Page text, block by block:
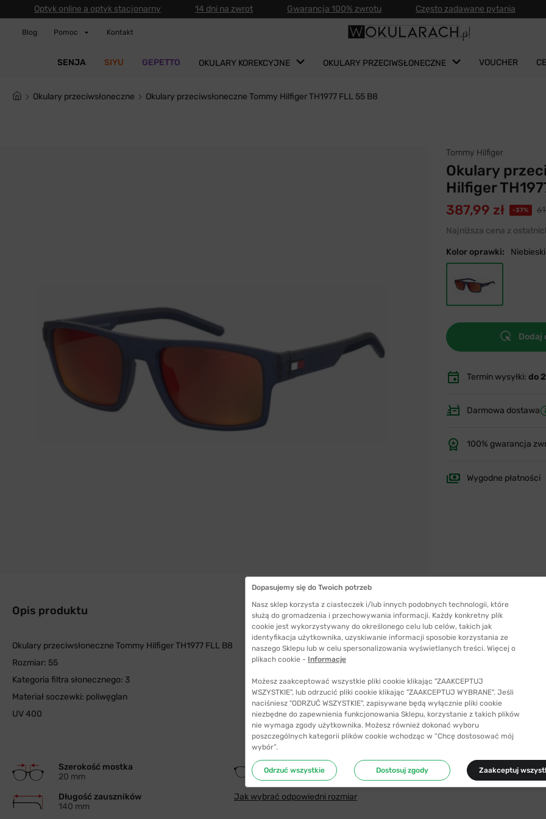
Optyk online a optyk stacjonarny 14 dni na zwrot Gwarancja 100% zwrotu Często zadawane pytania
Blog Pomoc Kontakt
SENJA SIYU GEPETTO OKULARY KOREKCYJNE OKULARY PRZECIWSŁONECZNE VOUCHER
Okulary przeciwsłoneczne Okulary przeciwsłoneczne Tommy Hilfiger TH1977 FLL 55 B8
Tommy Hilfiger
Okulary
Hilfiger
387,99 zł -37%
Najniższa cena z
Kolor oprawki: Niebieski
Dodaj
Termin wysyłki: do
Darmowa dostawa
100% gwarancja
Wygodne płatności
Opis produktu
Okulary przeciwsłoneczne Tommy Hilfiger TH1977 FLL B8
Rozmiar: 55
Kategoria filtra słonecznego: 3
Materiał soczewki: poliwęglan
UV 400
Szerokość mostka
20 mm
Szerokość szkła
55 mm
Długość zauszników
140 mm
Jak wybrać odpowiedni rozmiar
Dopasujemy się do Twoich potrzeb
Nasz sklep korzysta z ciasteczek i/lub innych podobnych technologii, które
służą do gromadzenia i przechowywania informacji. Każdy konkretny plik
cookie jest wykorzystywany do określonego celu lub celów, takich jak
identyfikacja użytkownika, uzyskiwanie informacji sposobie korzystania ze
naszego Sklepu lub w celu spersonalizowania wyświetlanych treści. Więcej o
plikach cookie - Informacje
Możesz zaakceptować wszystkie pliki cookie klikając "ZAAKCEPTUJ
WSZYSTKIE", lub odrzucić pliki cookie klikając "ZAAKCEPTUJ WYBRANE". Jeśli
naciśniesz "ODRZUĆ WSZYSTKIE", zapisywane będą wyłącznie pliki cookie
niezbędne do zapewnienia funkcjonowania Sklepu, korzystanie z takich plików
nie wymaga zgody użytkownika. Możesz również dokonać wyboru
poszczególnych kategorii plików cookie wchodząc w “Chcę dostosować mój
wybór”.
Odrzuć wszystkie Dostosuj zgody Zaakceptuj